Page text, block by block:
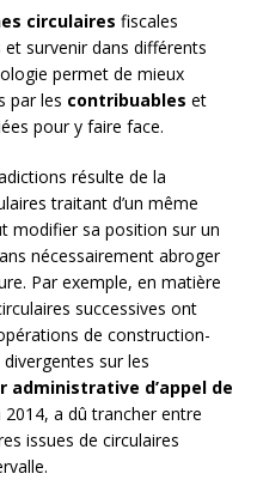
circulaires fiscales
survenir dans différents
permet de mieux
par les contribuables et
pour y faire face.
résulte de la
traitant d’un même
modifier sa position sur un
nécessairement abroger
Par exemple, en matière
successives ont
de construction-
sur les
administrative d’appel de
a dû trancher entre
issues de circulaires